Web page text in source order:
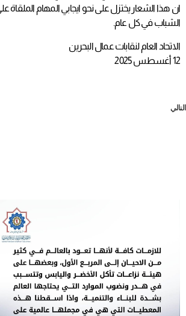
ان هذا الشعار يختزل على نحو ايجابي المهام
الشباب في كل عام.
الاتحاد العام لنقابات عمال البحرين
12 أغسطس 2025
التالي